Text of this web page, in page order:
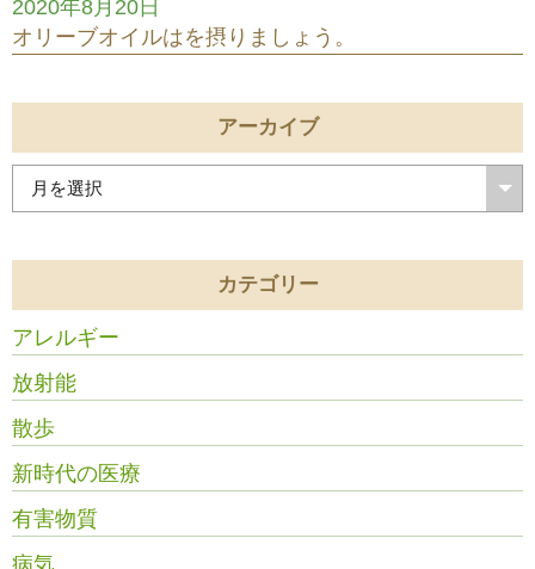
オリーブオイルはを摂りましょう。
2020年8月20日
アーカイブ
カテゴリー
アレルギー
放射能
散歩
新時代の医療
有害物質